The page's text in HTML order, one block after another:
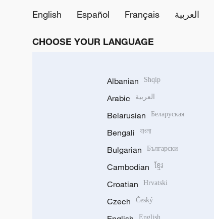
English
Español Français العربية
CHOOSE YOUR LANGUAGE
Albanian Shqip
Arabic العربية
Belarusian Беларуская
Bengali বাংলা
Bulgarian Български
Cambodian ខ្មែរ
Croatian Hrvatski
Czech Český
English